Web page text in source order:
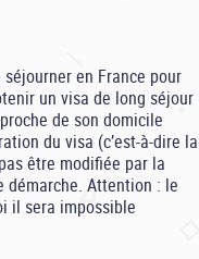
en France pour
un visa de long séjour
de son domicile
du visa (c’est-à-dire la
être modifiée par la
Attention : le
il sera impossible